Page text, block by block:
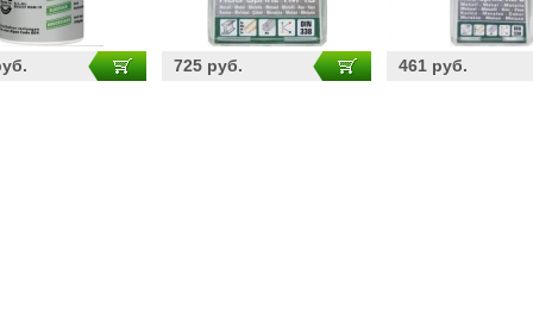
725 руб. 461 руб.